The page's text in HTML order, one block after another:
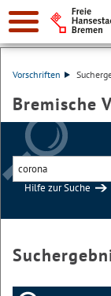
Vorschriften
Bremische
Hilfe zur Suche